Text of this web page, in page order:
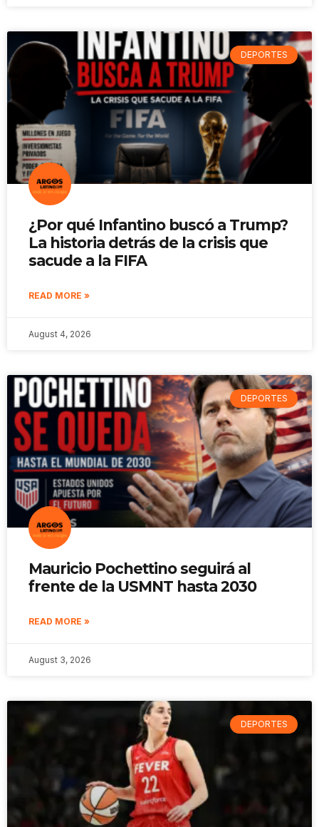
DEPORTES
¿Por qué Infantino buscó a Trump?
La historia detrás de la crisis que
sacude a la FIFA
READ MORE »
August 4, 2026
DEPORTES
Mauricio Pochettino seguirá al
frente de la USMNT hasta 2030
READ MORE »
August 3, 2026
DEPORTES